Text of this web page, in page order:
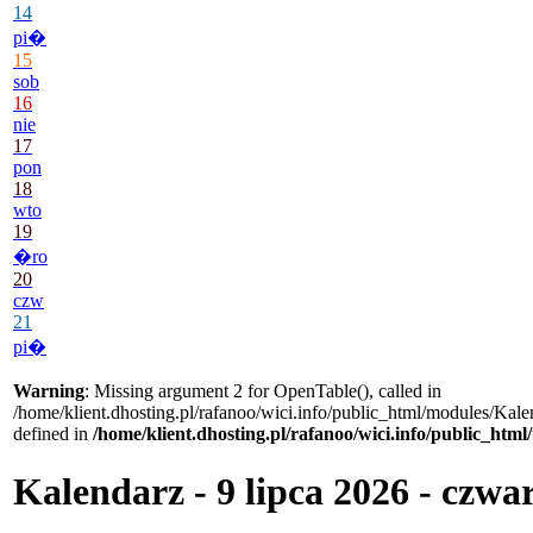
14
pi�
15
sob
16
nie
17
pon
18
wto
19
�ro
20
czw
21
pi�
Warning: Missing argument 2 for OpenTable(), called in
/home/klient.dhosting.pl/rafanoo/wici.info/public_html/modules/
defined in /home/klient.dhosting.pl/rafanoo/wici.info/
Kalendarz - 9 lipca 2026 -